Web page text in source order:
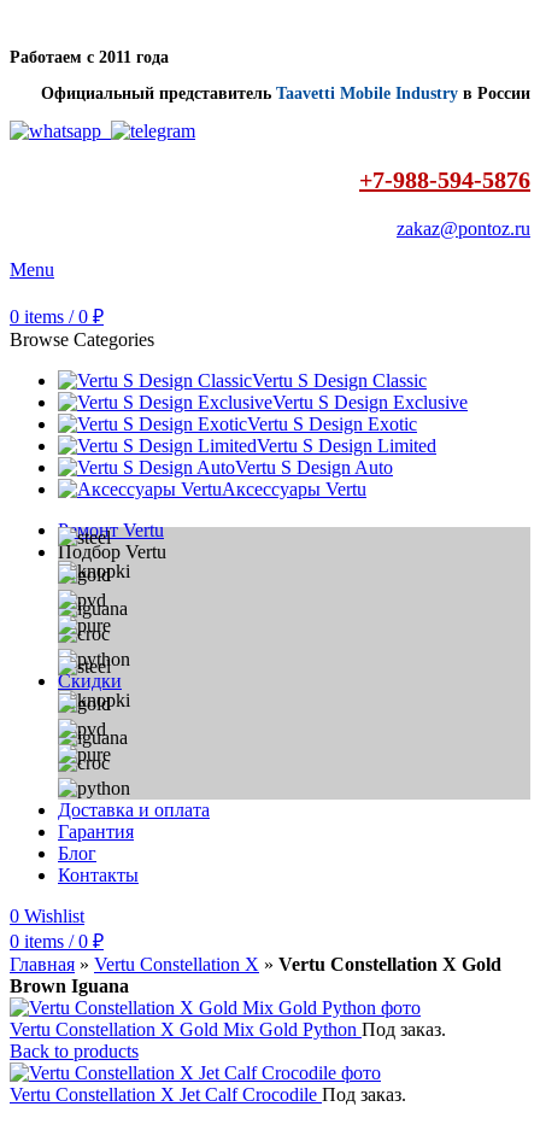
Работаем с 2011 года
Официальный представитель Taavetti Mobile Industry в России
+7-988-594-5876
zakaz@pontoz.ru
Menu
0 items / 0 ₽
Browse Categories
Vertu S Design Classic
Vertu S Design Exclusive
Vertu S Design Exotic
Vertu S Design Limited
Vertu S Design Auto
Аксессуары Vertu
Ремонт Vertu
Подбор Vertu
Скидки
Доставка и оплата
Гарантия
Блог
Контакты
0 Wishlist
0 items / 0 ₽
Главная » Vertu Constellation X » Vertu Constellation X Gold
Brown Iguana
Vertu Constellation X Gold Mix Gold Python Под заказ.
Back to products
Vertu Constellation X Jet Calf Crocodile Под заказ.